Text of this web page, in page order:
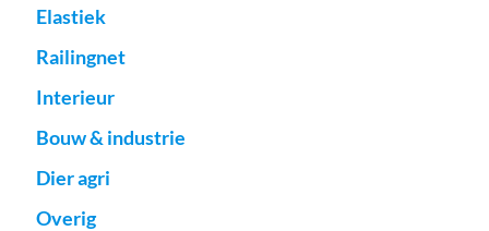
Elastiek
Railingnet
Interieur
Bouw & industrie
Dier agri
Overig